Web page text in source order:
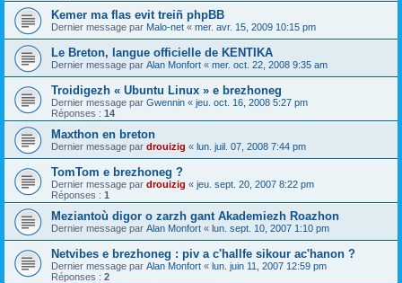
Kemer ma flas evit treiñ phpBB
Dernier message par Malo-net « mer. avr. 15, 2009 10:15 pm
Le Breton, langue officielle de KENTIKA
Dernier message par Alan Monfort « mer. oct. 22, 2008 9:35 am
Troidigezh « Ubuntu Linux » e brezhoneg
Dernier message par Gwennin « jeu. oct. 16, 2008 5:27 pm
Réponses : 14
Maxthon en breton
Dernier message par drouizig « lun. juil. 07, 2008 7:44 pm
TomTom e brezhoneg ?
Dernier message par drouizig « jeu. sept. 20, 2007 8:22 pm
Réponses : 1
Meziantoù digor o zarzh gant Akademiezh Roazhon
Dernier message par Alan Monfort « lun. sept. 10, 2007 1:10 pm
Netvibes e brezhoneg : piv a c'hallfe sikour ac'hanon ?
Dernier message par Alan Monfort « lun. juin 11, 2007 12:59 pm
Réponses : 2